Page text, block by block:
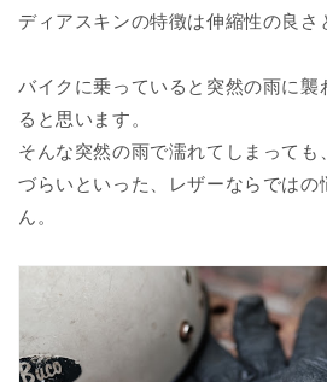
ディアスキンの特徴は伸縮性の良さ
バイクに乗っていると突然の雨に襲
ると思います。
そんな突然の雨で濡れてしまっても
づらいといった、レザーならではの
ん。